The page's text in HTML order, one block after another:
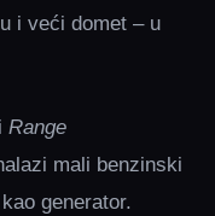
i veći domet – u
Range
mali benzinski
generator.